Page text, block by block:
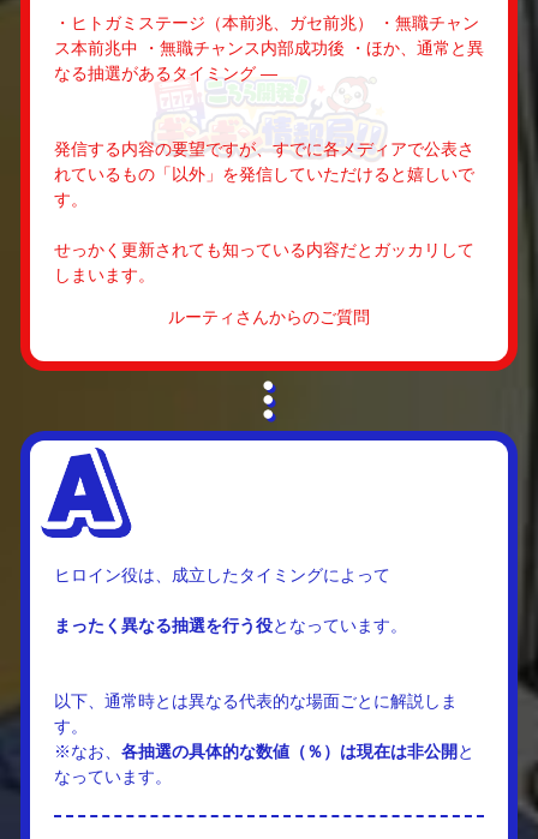
・ヒトガミステージ（本前兆、ガセ前兆） ・無職チャン
ス本前兆中 ・無職チャンス内部成功後 ・ほか、通常と異
なる抽選があるタイミング —
発信する内容の要望ですが、すでに各メディアで公表さ
れているもの「以外」を発信していただけると嬉しいで
す。
せっかく更新されても知っている内容だとガッカリして
しまいます。
ルーティさんからのご質問
ヒロイン役は、成立したタイミングによって
まったく異なる抽選を行う役となっています。
以下、通常時とは異なる代表的な場面ごとに解説しま
す。
※なお、 各抽選の具体的な数値（％）は現在は非公開 と
なっています。